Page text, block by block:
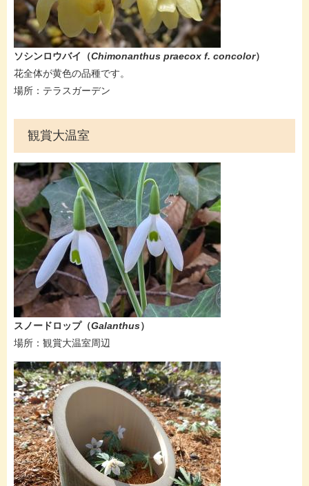
ソシンロウバイ（Chimonanthus praecox f. concolor）
花全体が黄色の品種です。
​​場所：​​テラスガーデン
観賞大温室
​​​​スノードロップ（Galanthus）
​場所：観賞大温室周辺​